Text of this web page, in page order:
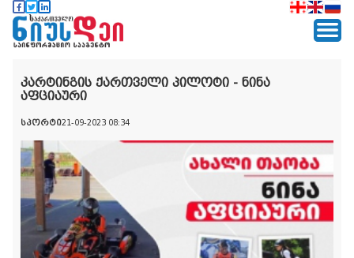
კარტინგის ქართველი პილოტი - ნინა
აფციაური
სპორტი21-09-2023 08:34